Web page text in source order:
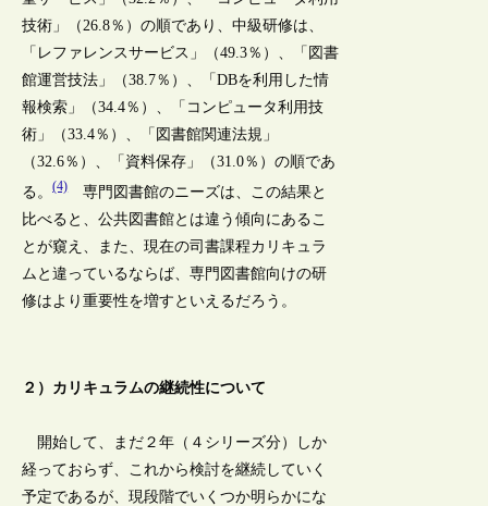
技術」（26.8％）の順であり、中級研修は、
「レファレンスサービス」（49.3％）、「図書
館運営技法」（38.7％）、「DBを利用した情
報検索」（34.4％）、「コンピュータ利用技
術」（33.4％）、「図書館関連法規」
（32.6％）、「資料保存」（31.0％）の順であ
る。(4)専門図書館のニーズは、この結果と
比べると、公共図書館とは違う傾向にあるこ
とが窺え、また、現在の司書課程カリキュラ
ムと違っているならば、専門図書館向けの研
修はより重要性を増すといえるだろう。
２）カリキュラムの継続性について
開始して、まだ２年（４シリーズ分）しか
経っておらず、これから検討を継続していく
予定であるが、現段階でいくつか明らかにな